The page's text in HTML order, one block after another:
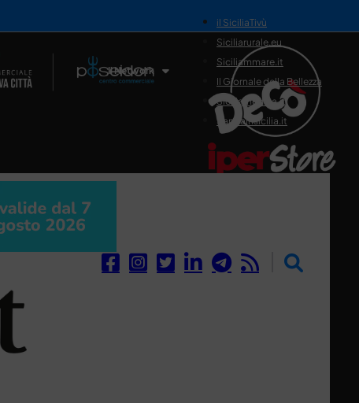
Il Network
il SiciliaTivù
Siciliarurale.eu
Siciliammare.it
Il Giornale della Bellezza
Siciliamedica.it
Sanitainsicilia.it